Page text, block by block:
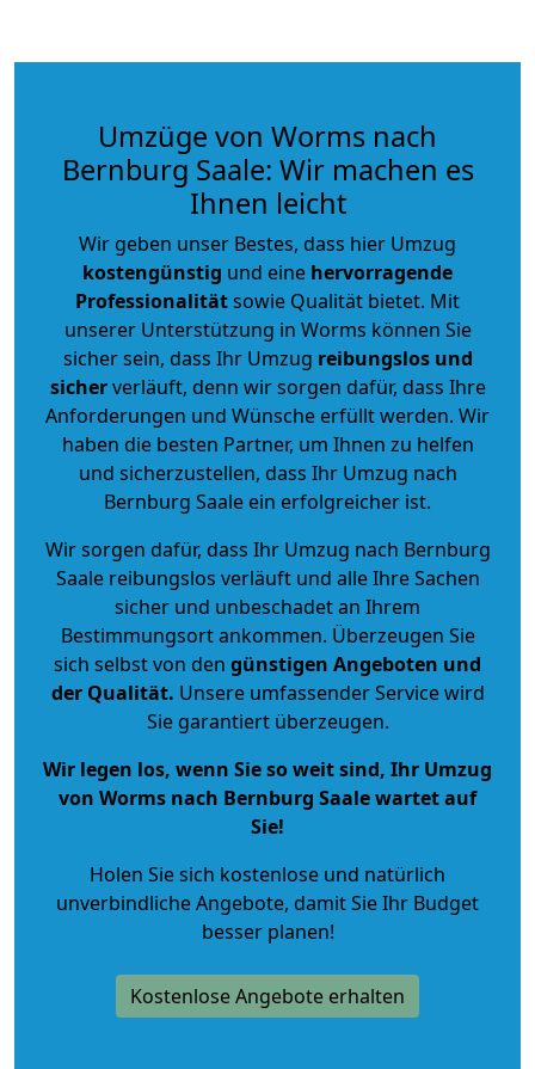
Umzüge von Worms nach
Bernburg Saale: Wir machen es
Ihnen leicht
Wir geben unser Bestes, dass hier Umzug
kostengünstig und eine hervorragende
Professionalitätsowie Qualität bietet. Mit
unserer Unterstützung in Worms können Sie
sicher sein, dass Ihr Umzug reibungslos und
sicherverläuft, denn wir sorgen dafür, dass Ihre
Anforderungen und Wünsche erfüllt werden. Wir
haben die besten Partner, um Ihnen zu helfen
und sicherzustellen, dass Ihr Umzug nach
Bernburg Saale ein erfolgreicher ist.
Wir sorgen dafür, dass Ihr Umzug nach Bernburg
Saale reibungslos verläuft und alle Ihre Sachen
sicher und unbeschadet an Ihrem
Bestimmungsort ankommen. Überzeugen Sie
sich selbst von den günstigen Angeboten und
der Qualität. Unsere umfassender Service wird
Sie garantiert überzeugen.
Wir legen los, wenn Sie so weit sind, Ihr Umzug
von Worms nach Bernburg Saale wartet auf
Sie!
Holen Sie sich kostenlose und natürlich
unverbindliche Angebote, damit Sie Ihr Budget
besser planen!
Kostenlose Angebote erhalten